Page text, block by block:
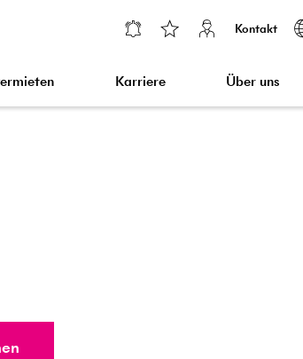
Kontakt
Karriere Über uns